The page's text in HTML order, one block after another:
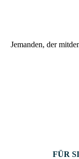
Jemanden, der
FÜR